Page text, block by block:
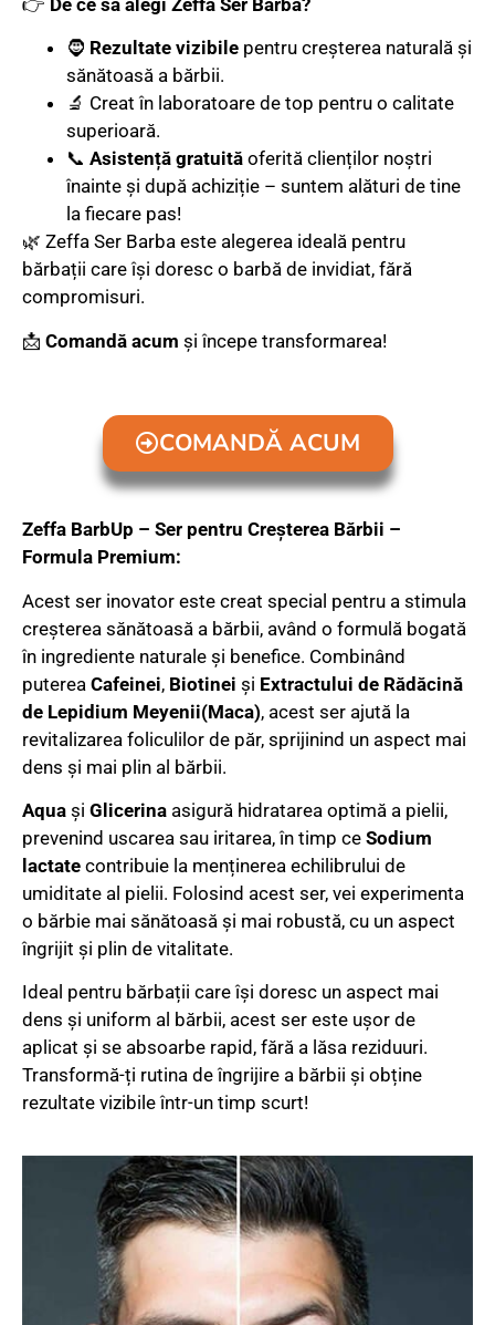
🧔 Rezultate vizibile pentru creșterea naturală și
sănătoasă a bărbii.
🔬 Creat în laboratoare de top pentru o calitate
superioară.
📞 Asistență gratuită oferită clienților noștri
înainte și după achiziție – suntem alături de tine
la fiecare pas!
🌿 Zeffa Ser Barba este alegerea ideală pentru
bărbații care își doresc o barbă de invidiat, fără
compromisuri.
📩 Comandă acum și începe transformarea!
COMANDĂ ACUM
Zeffa BarbUp – Ser pentru Creșterea Bărbii –
Formula Premium:
Acest ser inovator este creat special pentru a stimula
creșterea sănătoasă a bărbii, având o formulă bogată
în ingrediente naturale și benefice. Combinând
puterea Cafeinei, Biotinei și Extractului de Rădăcină
de Lepidium Meyenii(Maca), acest ser ajută la
revitalizarea foliculilor de păr, sprijinind un aspect mai
dens și mai plin al bărbii.
Aqua și Glicerina asigură hidratarea optimă a pielii,
prevenind uscarea sau iritarea, în timp ce Sodium
lactate contribuie la menținerea echilibrului de
umiditate al pielii. Folosind acest ser, vei experimenta
o bărbie mai sănătoasă și mai robustă, cu un aspect
îngrijit și plin de vitalitate.
Ideal pentru bărbații care își doresc un aspect mai
dens și uniform al bărbii, acest ser este ușor de
aplicat și se absoarbe rapid, fără a lăsa reziduuri.
Transformă-ți rutina de îngrijire a bărbii și obține
rezultate vizibile într-un timp scurt!